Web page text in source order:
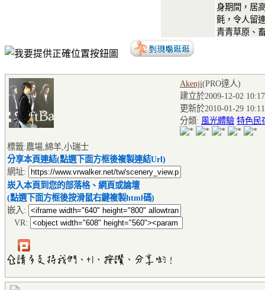
身期間，居
氈，令人留
青青草原、
Akenji(PRO達人)
建立於2009-12-02
更新於2010-01-29
分類: 風光體驗 特色民
標籤:農場,綿羊,小瑞士
分享本頁連結(點選下面方框後複製連結Url)
網址:
崁入本頁到您的部落格、網頁或論壇
(點選下面方框後按滑鼠右鍵複製html碼)
嵌入:
VR: